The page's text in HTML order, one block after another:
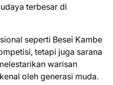
terbesar di
seperti Besei Kambe
tetapi juga sarana
warisan
oleh generasi muda.